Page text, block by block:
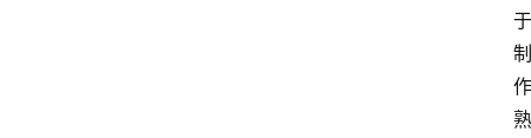
于
制
作
熟